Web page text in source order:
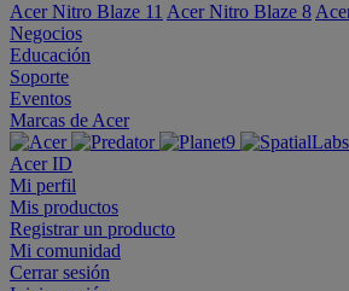
Acer Nitro Blaze 11 Acer Nitro Blaze 8
Negocios
Educación
Soporte
Eventos
Marcas de Acer
Acer ID
Mi perfil
Mis productos
Registrar un producto
Mi comunidad
Cerrar sesión